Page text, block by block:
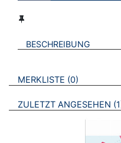
BESCHREIBUNG
VERWEISE AUF
MERKLISTE 0
ZULETZT ANGESEHEN 1